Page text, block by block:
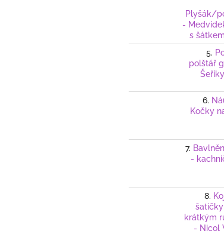
Plyšák/
-
s šátkem
polštář
Šeříky
Kočky
-
krátkým
- Nicol